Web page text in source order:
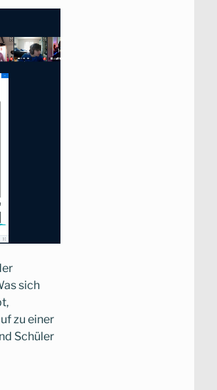
sich
zu einer
Schüler